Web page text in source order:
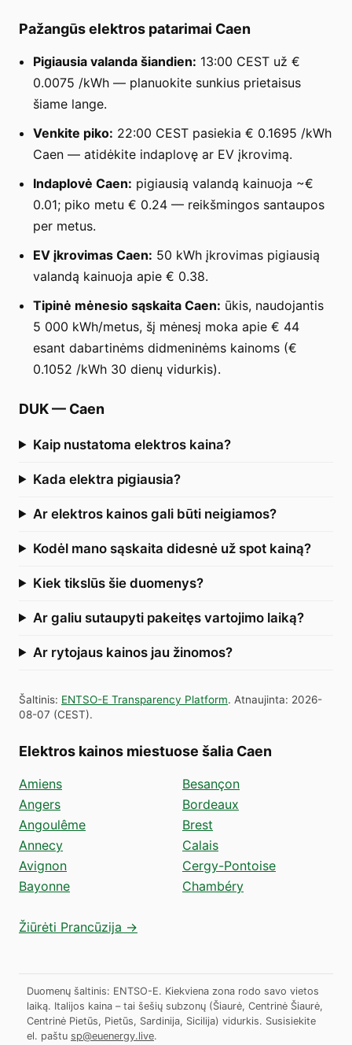
Pažangūs elektros patarimai Caen
Pigiausia valanda šiandien: 13:00 CEST už €
0.0075 /kWh — planuokite sunkius prietaisus
šiame lange.
Venkite piko: 22:00 CEST pasiekia € 0.1695 /kWh
Caen — atidėkite indaplovę ar EV įkrovimą.
Indaplovė Caen: pigiausią valandą kainuoja ~€
0.01; piko metu € 0.24 — reikšmingos santaupos
per metus.
EV įkrovimas Caen: 50 kWh įkrovimas pigiausią
valandą kainuoja apie € 0.38.
Tipinė mėnesio sąskaita Caen: ūkis, naudojantis
5 000 kWh/metus, šį mėnesį moka apie € 44
esant dabartinėms didmeninėms kainoms (€
0.1052 /kWh 30 dienų vidurkis).
DUK— Caen
Kaip nustatoma elektros kaina?
Kada elektra pigiausia?
Ar elektros kainos gali būti neigiamos?
Kodėl mano sąskaita didesnė už spot kainą?
Kiek tikslūs šie duomenys?
Ar galiu sutaupyti pakeitęs vartojimo laiką?
Ar rytojaus kainos jau žinomos?
Šaltinis: ENTSO-E Transparency Platform. Atnaujinta: 2026-
08-07 (CEST).
Elektros kainos miestuose šalia Caen
Amiens
Angers
Angoulême
Annecy
Avignon
Bayonne
Besançon
Bordeaux
Brest
Calais
Cergy-Pontoise
Chambéry
Žiūrėti Prancūzija →
Duomenų šaltinis: ENTSO-E. Kiekviena zona rodo savo vietos
laiką. Italijos kaina – tai šešių subzonų (Šiaurė, Centrinė Šiaurė,
Centrinė Pietūs, Pietūs, Sardinija, Sicilija) vidurkis. Susisiekite
el. paštu sp@euenergy.live.